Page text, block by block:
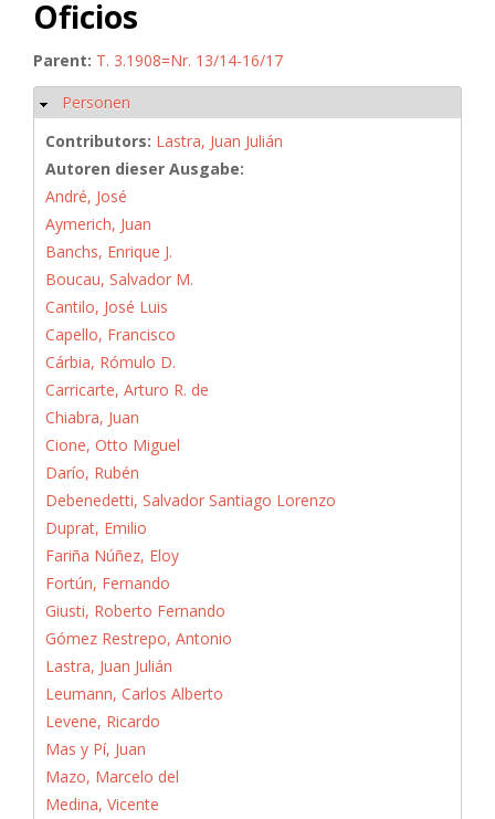
Oficios
Parent: T. 3.1908=Nr. 13/14-16/17
Hide
Personen
Contributors: Lastra, Juan Julián
Autoren dieser Ausgabe:
André, José
Aymerich, Juan
Banchs, Enrique J.
Boucau, Salvador M.
Cantilo, José Luis
Capello, Francisco
Cárbia, Rómulo D.
Carricarte, Arturo R. de
Chiabra, Juan
Cione, Otto Miguel
Darío, Rubén
Debenedetti, Salvador Santiago Lorenzo
Duprat, Emilio
Fariña Núñez, Eloy
Fortún, Fernando
Giusti, Roberto Fernando
Gómez Restrepo, Antonio
Lastra, Juan Julián
Leumann, Carlos Alberto
Levene, Ricardo
Mas y Pí, Juan
Mazo, Marcelo del
Medina, Vicente